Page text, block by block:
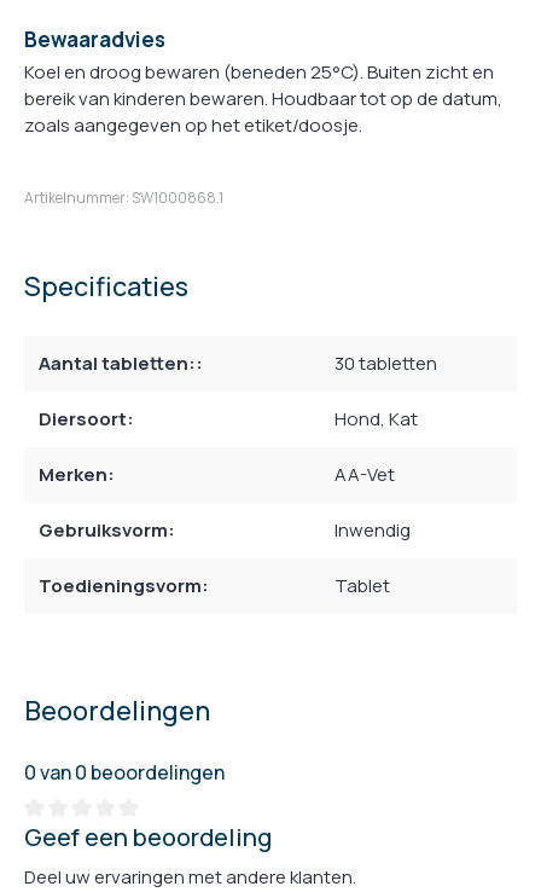
Bewaaradvies
Koel en droog bewaren (beneden 25°C). Buiten zicht en
bereik van kinderen bewaren. Houdbaar tot op de datum,
zoals aangegeven op het etiket/doosje.
Artikelnummer: SW1000868.1
Specificaties
Aantal tabletten:: 30 tabletten
Diersoort: Hond, Kat
Merken: AA-Vet
Gebruiksvorm: Inwendig
Toedieningsvorm: Tablet
Beoordelingen
0 van 0 beoordelingen
Geef een beoordeling
Deel uw ervaringen met andere klanten.